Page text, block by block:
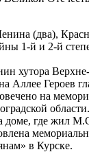
(два),
1-й и 2-й
хутора
Аллее Героев
на
доме, где жил
в Курске.